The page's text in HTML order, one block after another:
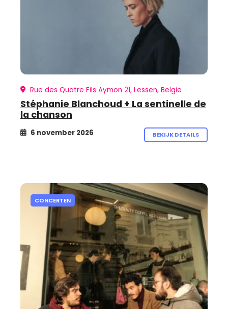
Rue des Quatre Fils Aymon 21, Lessen, België
Stéphanie Blanchoud + La sentinelle de
la chanson
6 november 2026 BEKIJK DETAILS
CONCERTEN